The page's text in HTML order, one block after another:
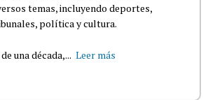
temas, incluyendo deportes,
política y cultura.
una década,... Leer más